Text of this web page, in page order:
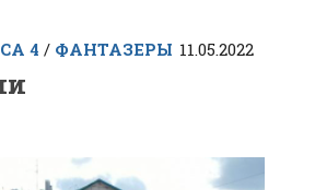
4 / ФАНТАЗЕРЫ 11.05.2022